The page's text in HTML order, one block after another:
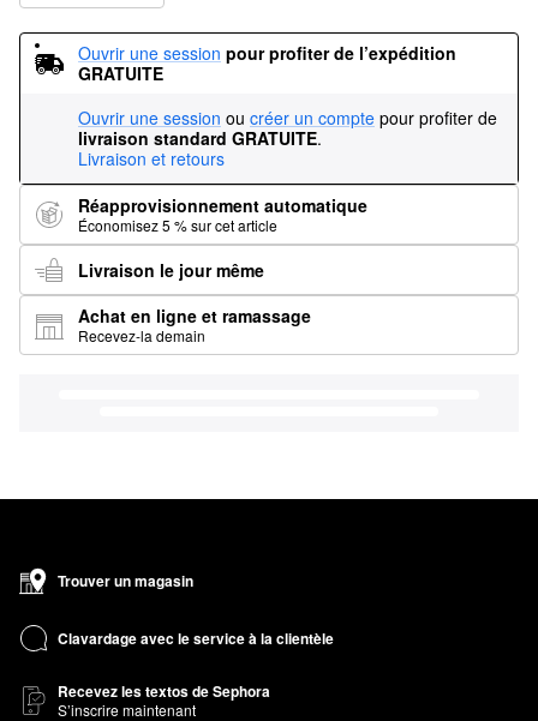
Ouvrir une session pour profiter de l’expédition
GRATUITE
Ouvrir une session ou créer un compte pour profiter de
livraison standard GRATUITE.
Livraison et retours
Réapprovisionnement automatique
Économisez 5 % sur cet article
Livraison le jour même
Achat en ligne et ramassage
Recevez-la demain
Trouver un magasin
Clavardage avec le service à la clientèle
Recevez les textos de Sephora
S’inscrire maintenant